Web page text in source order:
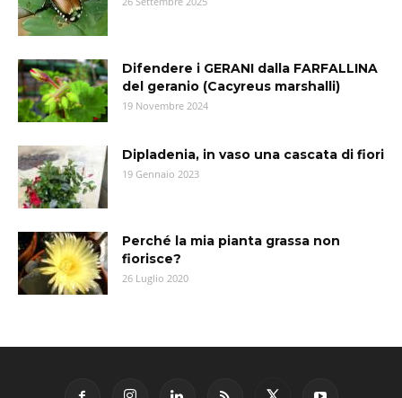
Difendere i GERANI dalla FARFALLINA
del geranio (Cacyreus marshalli)
19 Novembre 2024
Dipladenia, in vaso una cascata di fiori
19 Gennaio 2023
Perché la mia pianta grassa non
fiorisce?
26 Luglio 2020